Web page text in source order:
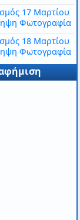
17 Μαρτίου
Φωτογραφία
18 Μαρτίου
Φωτογραφία